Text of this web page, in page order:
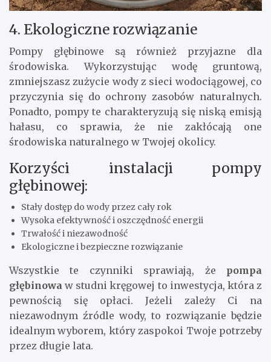
4. Ekologiczne rozwiązanie
Pompy głębinowe są również przyjazne dla
środowiska. Wykorzystując wodę gruntową,
zmniejszasz zużycie wody z sieci wodociągowej, co
przyczynia się do ochrony zasobów naturalnych.
Ponadto, pompy te charakteryzują się niską emisją
hałasu, co sprawia, że nie zakłócają one
środowiska naturalnego w Twojej okolicy.
Korzyści instalacji pompy
głębinowej:
Stały dostęp do wody przez cały rok
Wysoka efektywność i oszczędność energii
Trwałość i niezawodność
Ekologiczne i bezpieczne rozwiązanie
Wszystkie te czynniki sprawiają, że pompa
głębinowa w studni kręgowej to inwestycja, która z
pewnością się opłaci. Jeżeli zależy Ci na
niezawodnym źródle wody, to rozwiązanie będzie
idealnym wyborem, który zaspokoi Twoje potrzeby
przez długie lata.